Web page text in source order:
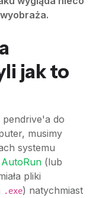
jak to
pendrive'a do
musimy
systemu
AutoRun (lub
pliki
.exe) natychmiast